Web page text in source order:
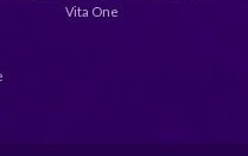
Vita One